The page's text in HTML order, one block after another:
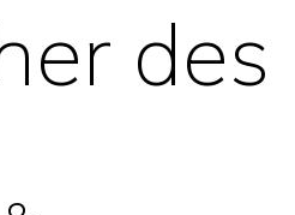
des